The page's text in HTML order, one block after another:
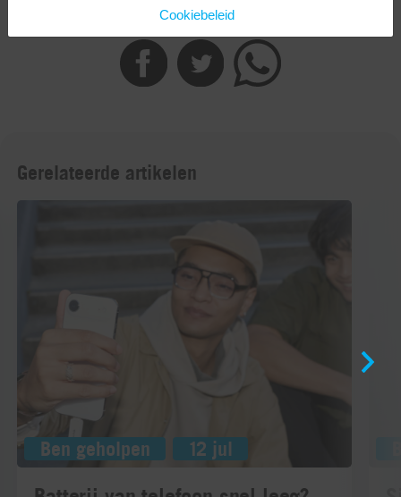
Deel dit artikel
Gerelateerde artikelen
Ben geholpen 12 jul
Cookiebeleid